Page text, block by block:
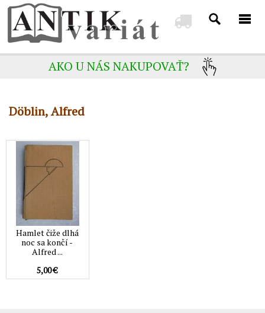
AKO U NÁS NAKUPOVAŤ?
Döblin, Alfred
Hamlet čiže dlhá
noc sa končí -
Alfred ...
5,00 €